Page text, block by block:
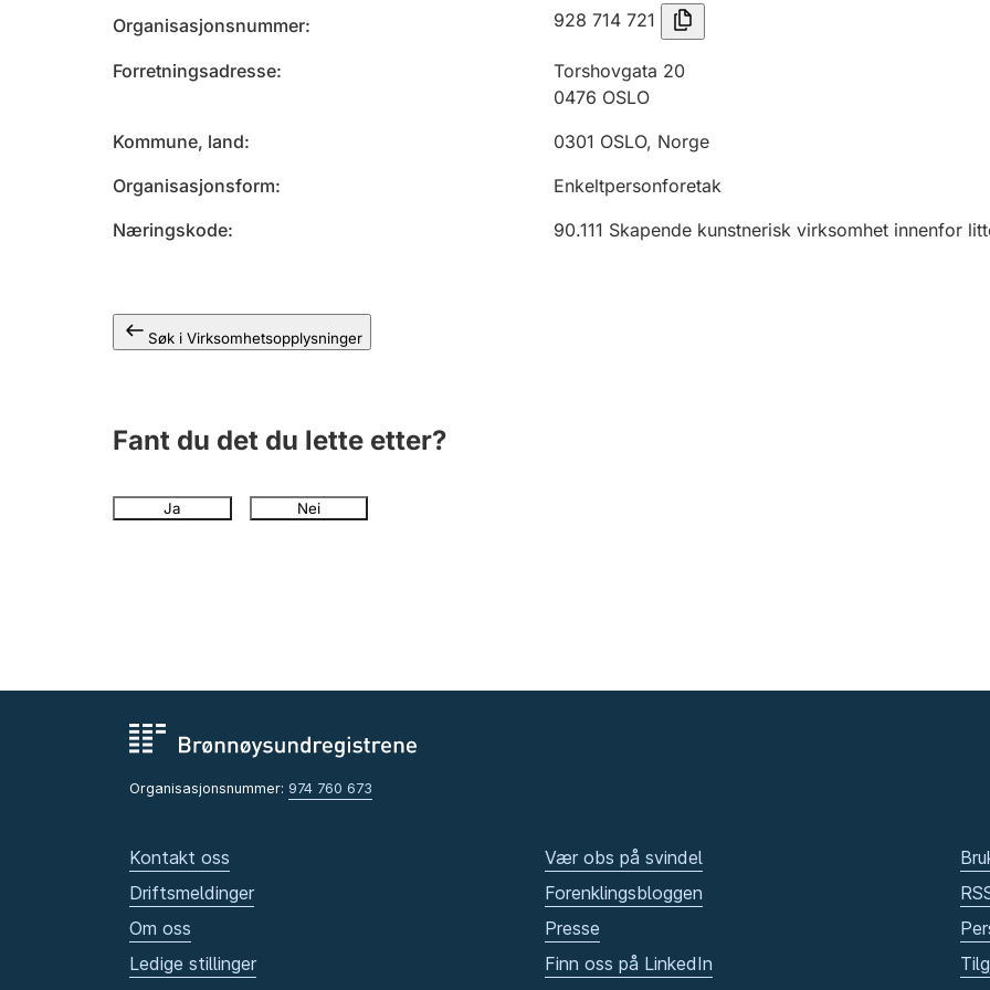
Organisasjonsnummer 928 714 721
Forretningsadresse
Torshovgata 20
0476 OSLO
Kommune, land
0301 OSLO, Norge
Organisasjonsform
Enkeltpersonforetak
Næringskode
90.111 Skapende kunstnerisk virksomhet innenfor
Søk i Virksomhetsopplysninger
Fant du det du lette etter?
Ja Nei
Organisasjonsnummer: 974 760 673
Kontakt oss
Driftsmeldinger
Om oss
Ledige stillinger
Vær obs på svindel
Forenklingsbloggen
Presse
Finn oss på LinkedIn